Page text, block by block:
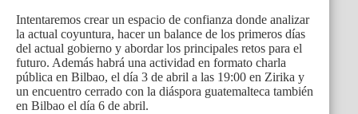
Intentaremos crear un espacio de confianza donde analizar
la actual coyuntura, hacer un balance de los primeros días
del actual gobierno y abordar los principales retos para el
futuro. Además habrá una actividad en formato charla
pública en Bilbao, el día 3 de abril a las 19:00 en Zirika y
un encuentro cerrado con la diáspora guatemalteca también
en Bilbao el día 6 de abril.